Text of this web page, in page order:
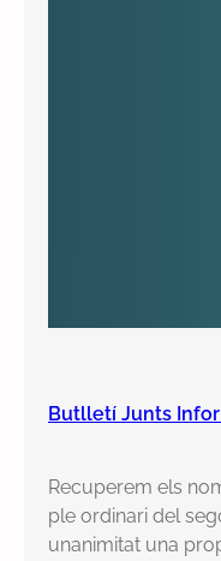
Butlletí Junts
Recuperem els
ple ordinari del
unanimitat una